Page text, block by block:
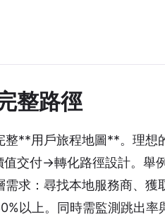
整路徑
整**用戶旅程地圖**。理想
交付→轉化路徑設計。舉
求：尋找本地服務商、獲
以上。同時需監測跳出率